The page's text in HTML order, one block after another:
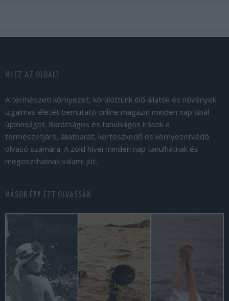
MI EZ AZ OLDAL?
A természeti környezet, körülöttünk élő állatok és növények
izgalmas életét bemutató online magazin minden nap kínál
újdonságot. Barátságos és tanulságos írások a
természetjáró, állatbarát, kertészkedő és környezetvédő
olvasó számára. A zöld hívei minden nap tanulhatnak és
megoszthatnak valami jót.
MÁSOK ÉPP EZT OLVASSÁK